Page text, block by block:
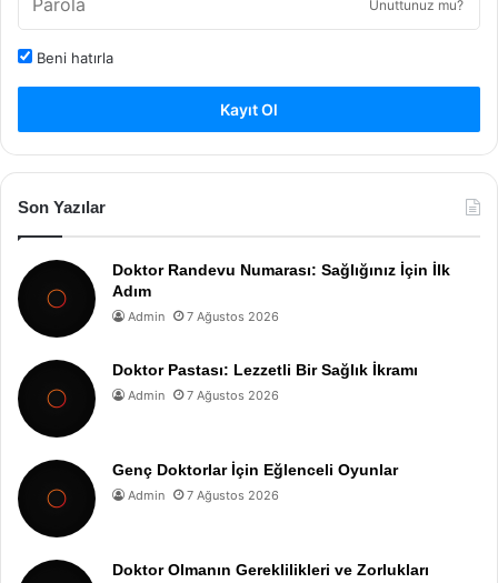
Unuttunuz mu?
Beni hatırla
Kayıt Ol
Son Yazılar
Doktor Randevu Numarası: Sağlığınız İçin İlk
Adım
Admin 7 Ağustos 2026
Doktor Pastası: Lezzetli Bir Sağlık İkramı
Admin 7 Ağustos 2026
Genç Doktorlar İçin Eğlenceli Oyunlar
Admin 7 Ağustos 2026
Doktor Olmanın Gereklilikleri ve Zorlukları